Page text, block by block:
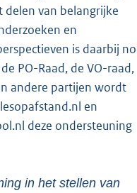
delen van belangrijke
en
is daarbij
PO-Raad, de VO-raad,
andere partijen wordt
en
deze ondersteuning
in het stellen van